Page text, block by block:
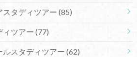
スタディツアー (85)
ィツアー (77)
スタディツアー (62)